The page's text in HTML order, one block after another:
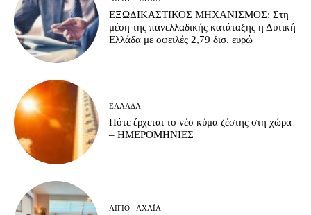
ΕΞΩΔΙΚΑΣΤΙΚΟΣ ΜΗΧΑΝΙΣΜΟΣ: Στη
μέση της πανελλαδικής κατάταξης η Δυτική
Ελλάδα με οφειλές 2,79 δισ. ευρώ
ΕΛΛΆΔΑ
Πότε έρχεται το νέο κύμα ζέστης στη χώρα
– ΗΜΕΡΟΜΗΝΙΕΣ
ΑΊΓΙΟ - ΑΧΑΪ́Α